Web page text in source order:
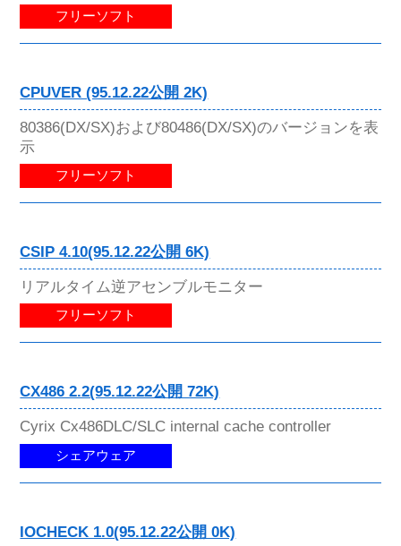
フリーソフト
CPUVER (95.12.22公開 2K)
80386(DX/SX)および80486(DX/SX)のバージョンを表
示
フリーソフト
CSIP 4.10(95.12.22公開 6K)
リアルタイム逆アセンブルモニター
フリーソフト
CX486 2.2(95.12.22公開 72K)
Cyrix Cx486DLC/SLC internal cache controller
シェアウェア
IOCHECK 1.0(95.12.22公開 0K)